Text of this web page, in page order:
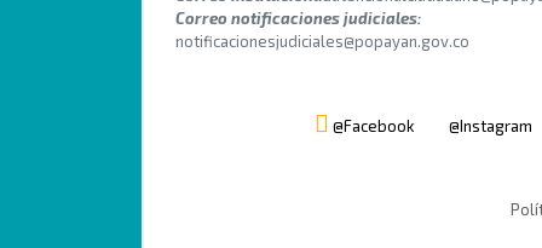
Correo notificaciones judiciales:
notificacionesjudiciales@popayan.gov.co
@Facebook @Instagram